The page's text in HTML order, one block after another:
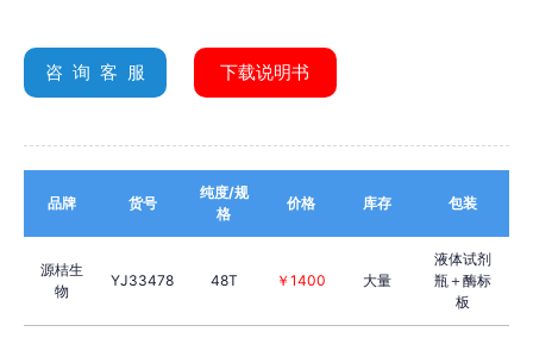
咨 询 客 服 下载说明书
品牌 货号
纯度/规
格
价格 库存 包装
源桔生
物
YJ33478 48T ￥1400 大量
液体试剂
瓶＋酶标
板